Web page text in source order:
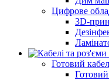
Цифрове
3D-
Готовий